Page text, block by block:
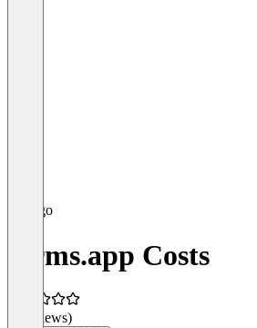
forms.app Costs
(0 reviews)